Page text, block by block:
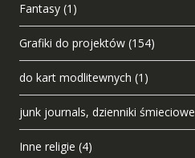
Fantasy (1)
Grafiki do projektów (154)
do kart modlitewnych (1)
junk journals, dzienniki śmieciowe
Inne religie (4)